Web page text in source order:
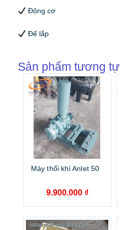
Động cơ
Đế lắp
Sản phẩm tương tự
Máy thổi khí Anlet 50
9.900.000 ₫